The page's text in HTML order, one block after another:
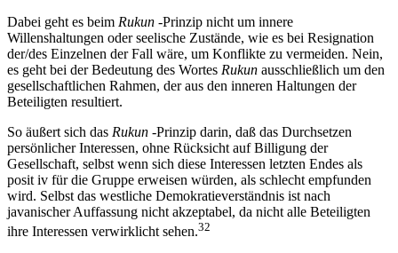
Dabei geht es beim Rukun -Prinzip nicht um innere
Willenshaltungen oder seelische Zustände, wie es bei Resignation
der/des Einzelnen der Fall wäre, um Konflikte zu vermeiden. Nein,
es geht bei der Bedeutung des Wortes Rukun ausschließlich um den
gesellschaftlichen Rahmen, der aus den inneren Haltungen der
Beteiligten resultiert.
So äußert sich das Rukun -Prinzip darin, daß das Durchsetzen
persönlicher Interessen, ohne Rücksicht auf Billigung der
Gesellschaft, selbst wenn sich diese Interessen letzten Endes als
posit iv für die Gruppe erweisen würden, als schlecht empfunden
wird. Selbst das westliche Demokratieverständnis ist nach
javanischer Auffassung nicht akzeptabel, da nicht alle Beteiligten
ihre Interessen verwirklicht sehen.32